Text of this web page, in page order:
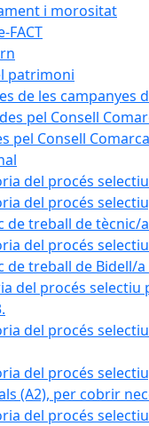
i morositat
FACT
patrimoni
de les campanyes
pel Consell
pel Consell
del procés
del procés
treball de tècnic/
del procés
treball de Bidell/a
del procés
del procés
del procés
(A2), per cobrir
del procés